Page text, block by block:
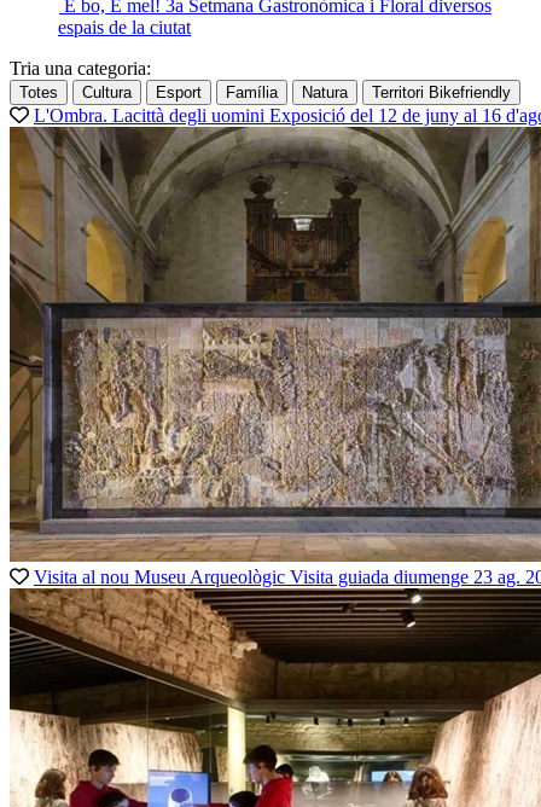
È bo, È mel! 3a Setmana Gastronòmica i Floral diversos
espais de la ciutat
Tria una categoria:
Totes Cultura Esport Família Natura Territori Bikefriendly
L'Ombra. Lacittà degli uomini Exposició del 12 de juny al 16
Visita al nou Museu Arqueològic Visita guiada diumenge 23 ag.